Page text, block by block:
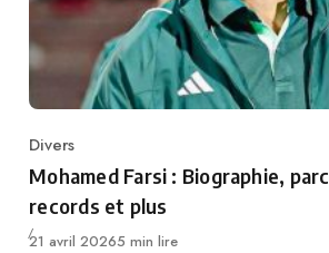
Category
Divers
Mohamed Farsi : Biographie,
records et plus
Publié
21 avril 20265 min lire